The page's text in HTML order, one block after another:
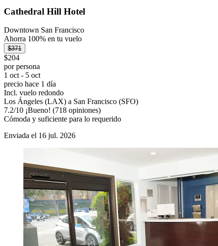
Cathedral Hill Hotel
Downtown San Francisco
Ahorra 100% en tu vuelo
$371
$204
por persona
1 oct - 5 oct
precio hace 1 día
Incl. vuelo redondo
Los Ángeles (LAX) a San Francisco (SFO)
7.2/10 ¡Bueno! (718 opiniones)
Cómoda y suficiente para lo requerido
Enviada el 16 jul. 2026